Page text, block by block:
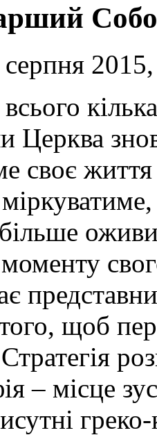
Церква
своє життя
щоб
Стратегія
– місце